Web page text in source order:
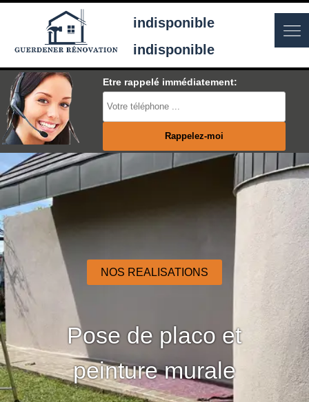
indisponible
indisponible
Etre rappelé immédiatement:
NOS REALISATIONS
Pose de placo et
peinture murale